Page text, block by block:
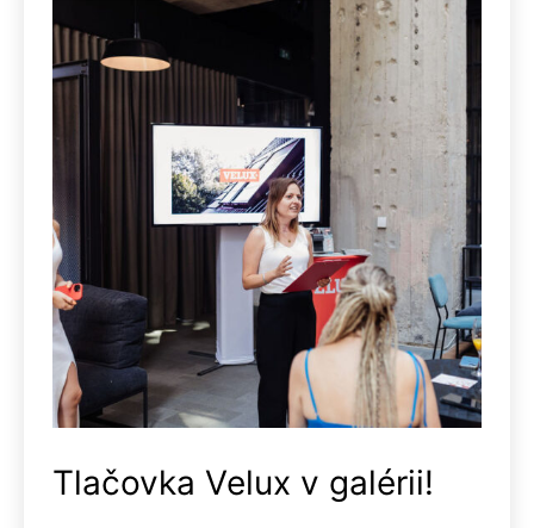
Tlačovka Velux v galérii!